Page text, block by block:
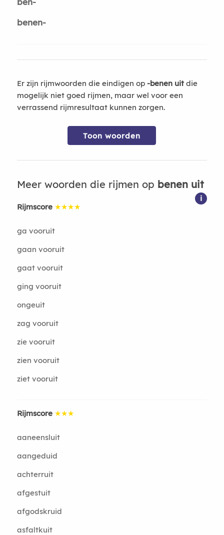
benen-
Er zijn rijmwoorden die eindigen op -benen uitdie
mogelijk niet goed rijmen, maar wel voor een
verrassend rijmresultaat kunnen zorgen.
Toon woorden
Meer woorden die rijmen op benen uit
i
Rijmscore ★★★★
ga vooruit
gaan vooruit
gaat vooruit
ging vooruit
ongeuit
zag vooruit
zie vooruit
zien vooruit
ziet vooruit
Rijmscore ★★★
aaneensluit
aangeduid
achterruit
afgestuit
afgodskruid
asfaltkuit